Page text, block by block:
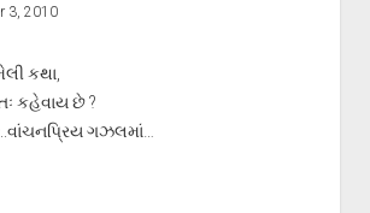
3, 2010
કથા,
કહેવાય છે ?
ગઝલમાં…